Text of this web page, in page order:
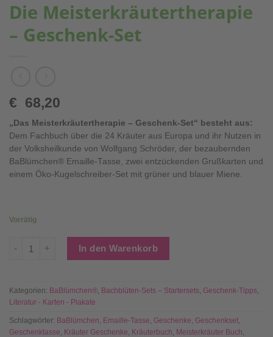
Die Meisterkräutertherapie
– Geschenk-Set
€ 68,20
„Das Meisterkräutertherapie – Geschenk-Set“ besteht aus:
Dem Fachbuch über die 24 Kräuter aus Europa und ihr Nutzen in
der Volksheilkunde von Wolfgang Schröder, der bezaubernden
BaBlümchen® Emaille-Tasse, zwei entzückenden Grußkarten und
einem Öko-Kugelschreiber-Set mit grüner und blauer Miene.
Vorrätig
Die Meisterkräutertherapie - Geschenk-Set Menge
In den Warenkorb
Kategorien: BaBlümchen®, Bachblüten-Sets – Startersets, Geschenk-Tipps,
Literatur - Karten - Plakate
Schlagwörter: BaBlümchen, Emaille-Tasse, Geschenke, Geschenkset,
Geschenktasse, Kräuter Geschenke, Kräuterbuch, Meisterkräuter Buch,